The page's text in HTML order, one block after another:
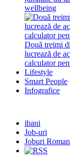
wellbeing
Două treimi
lucrează de
calculator
Lifestyle
Smart People
Infografice
ibani
Job-uri
Joburi